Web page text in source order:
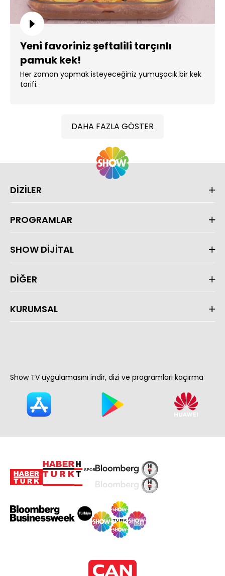
Yeni favoriniz şeftalili tarçınlı
pamuk kek!
Her zaman yapmak isteyeceğiniz yumuşacık bir kek
tarifi.
DAHA FAZLA GÖSTER
DİZİLER
PROGRAMLAR
SHOW DİJİTAL
DİĞER
KURUMSAL
Show TV uygulamasını indir, dizi ve programları kaçırma